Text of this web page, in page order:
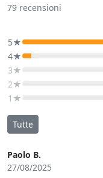
79 recensioni
5★
4★
3★
2★
1★
Tutte
Paolo B.
27/08/2025